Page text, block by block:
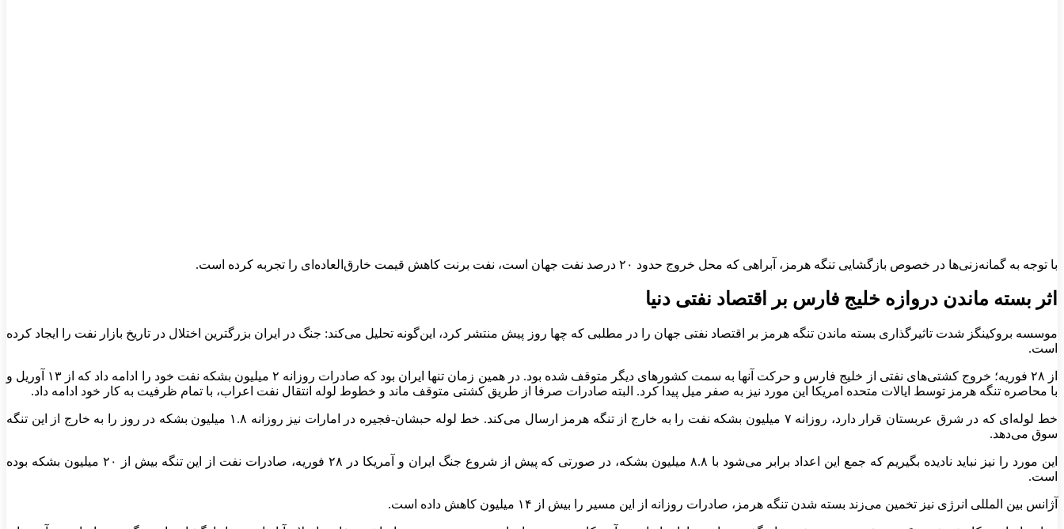
با توجه به گمانه‌زنی‌ها در خصوص بازگشایی تنگه هرمز، آبراهی که محل خروج حدود ۲۰ درصد نفت جهان است، نفت برنت کاهش قیمت خارق‌العاده‌ای را تجربه کرده است.
اثر بسته ماندن دروازه خلیج فارس بر اقتصاد نفتی دنیا
موسسه بروکینگز شدت تاثیرگذاری بسته ماندن تنگه هرمز بر اقتصاد نفتی جهان را در مطلبی که چها روز پیش منتشر کرد، این‌گونه تحلیل می‌کند: جنگ در ایران بزرگترین اختلال در تاریخ بازار نفت را ایجاد کرده
است.
از ۲۸ فوریه؛ خروج کشتی‌های نفتی از خلیج فارس و حرکت آنها به سمت کشور‌های دیگر متوقف شده بود. در همین زمان تنها ایران بود که صادرات روزانه ۲ میلیون بشکه نفت خود را ادامه داد که از ۱۳ آوریل و
با محاصره تنگه هرمز توسط ایالات متحده امریکا این مورد نیز به صفر میل پیدا کرد. البته صادرات صرفا از طریق کشتی متوقف ماند و خطوط لوله انتقال نفت اعراب، با تمام ظرفیت به کار خود ادامه داد.
خط لوله‌ای که در شرق عربستان قرار دارد، روزانه ۷ میلیون بشکه نفت را به خارج از تنگه هرمز ارسال می‌کند. خط لوله حبشان-فجیره در امارات نیز روزانه ۱.۸ میلیون بشکه در روز را به خارج از این تنگه
سوق می‌دهد.
این مورد را نیز نباید نادیده بگیریم که جمع این اعداد برابر می‌شود با ۸.۸ میلیون بشکه، در صورتی که پیش از شروع جنگ ایران و آمریکا در ۲۸ فوریه، صادرات نفت از این تنگه بیش از ۲۰ میلیون بشکه بوده
است.
آژانس بین المللی انرژی نیز تخمین می‌زند بسته شدن تنگه هرمز، صادرات روزانه از این مسیر را بیش از ۱۴ میلیون کاهش داده است.